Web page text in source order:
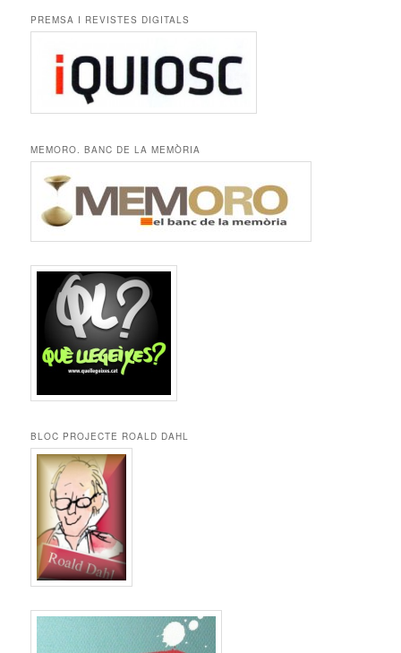
PREMSA I REVISTES DIGITALS
MEMORO. BANC DE LA MEMÒRIA
BLOC PROJECTE ROALD DAHL